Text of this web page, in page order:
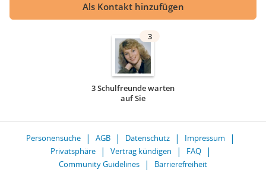
Als Kontakt hinzufügen
3
3 Schulfreunde warten
auf Sie
Personensuche AGB Datenschutz
Impressum
Privatsphäre
Vertrag kündigen
FAQ
Community Guidelines
Barrierefreiheit